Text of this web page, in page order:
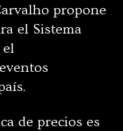
propone
el Sistema
el
de precios es